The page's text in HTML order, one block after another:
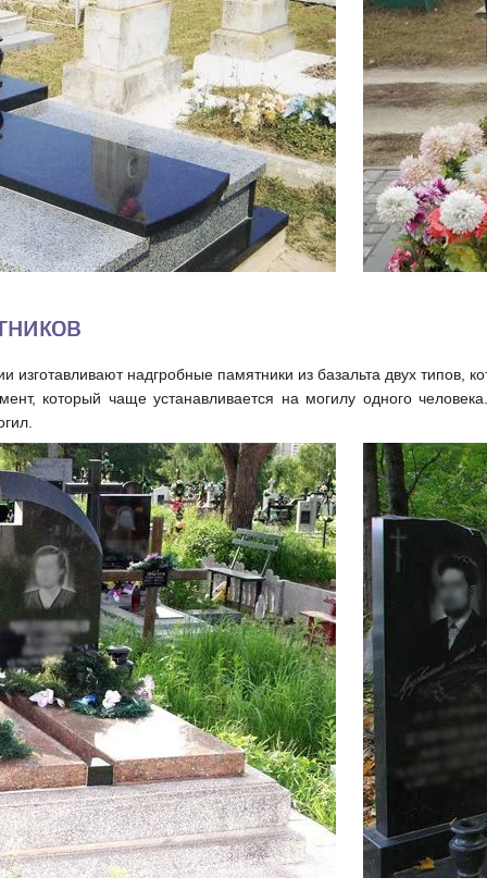
надгробные памятники из базальта двух типов,
который чаще устанавливается на могилу одного